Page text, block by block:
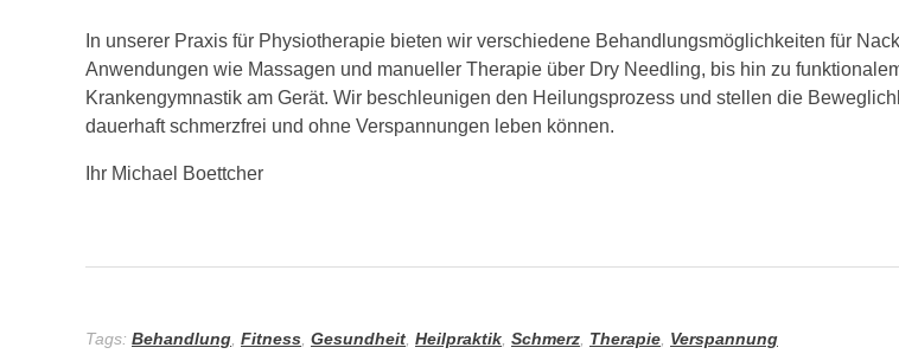
In unserer Praxis für Physiotherapie bieten wir verschiedene Behandlungsmöglichkeiten für
Anwendungen wie Massagen und manueller Therapie über Dry Needling, bis hin zu
Krankengymnastik am Gerät. Wir beschleunigen den Heilungsprozess und stellen die
dauerhaft schmerzfrei und ohne Verspannungen leben können.
Ihr Michael Boettcher
Tags: Behandlung, Fitness, Gesundheit, Heilpraktik, Schmerz, Therapie, Verspannung